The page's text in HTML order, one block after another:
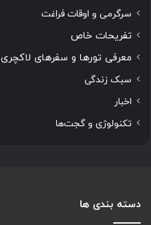
سرگرمی و اوقات فراغت
تفریحات خاص
معرفی تورها و سفرهای لاکچری
سبک زندگی
اخبار
تکنولوژی و گجت‌ها
دسته بندی ها